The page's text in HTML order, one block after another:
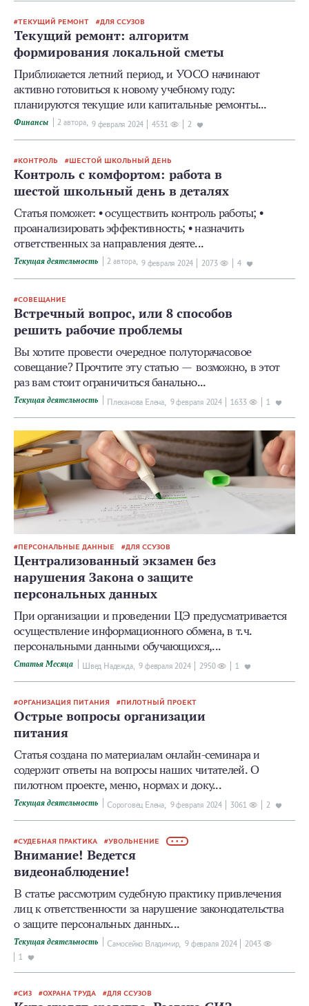
ТЕКУЩИЙ РЕМОНТ ДЛЯ ССУЗОВ
Текущий ремонт: алгоритм
формирования локальной сметы
Приближается летний период, и УОСО начинают
активно готовиться к новому учебному году:
планируются текущие или капитальные ремонты...
Финансы 2 автора, 9 февраля 2024 4531 2
КОНТРОЛЬ ШЕСТОЙ ШКОЛЬНЫЙ ДЕНЬ
Контроль с комфортом: работа в
шестой школьный день в деталях
Статья поможет: • осуществить контроль работы; •
проанализировать эффективность; • назначить
ответственных за направления деяте...
Текущая деятельность 2 автора, 9 февраля 2024 2073 4
СОВЕЩАНИЕ
Встречный вопрос, или 8 способов
решить рабочие проблемы
Вы хотите провести очередное полуторачасовое
совещание? Прочтите эту статью — возможно, в этот
раз вам стоит ограничиться банально...
Текущая деятельность Плеханова Елена, 9 февраля 2024 1633 1
ПЕРСОНАЛЬНЫЕ ДАННЫЕ ДЛЯ ССУЗОВ
Централизованный экзамен без
нарушения Закона о защите
персональных данных
При организации и проведении ЦЭ предусматривается
осуществление информационного обмена, в т.ч.
персональными данными обучающихся,...
Статья Месяца Швед Надежда, 9 февраля 2024 2950 1
ОРГАНИЗАЦИЯ ПИТАНИЯ ПИЛОТНЫЙ ПРОЕКТ
Острые вопросы организации
питания
Статья создана по материалам онлайн-семинара и
содержит ответы на вопросы наших читателей. О
пилотном проекте, меню, нормах и доку...
Текущая деятельность Сороговец Елена, 9 февраля 2024 3061 2
СУДЕБНАЯ ПРАКТИКА УВОЛЬНЕНИЕ • • •
Внимание! Ведется
видеонаблюдение!
В статье рассмотрим судебную практику привлечения
лиц к ответственности за нарушение законодательства
о защите персональных данных...
Текущая деятельность Самосейко Владимир, 9 февраля 2024
2043
1
СИЗ ОХРАНА ТРУДА ДЛЯ ССУЗОВ